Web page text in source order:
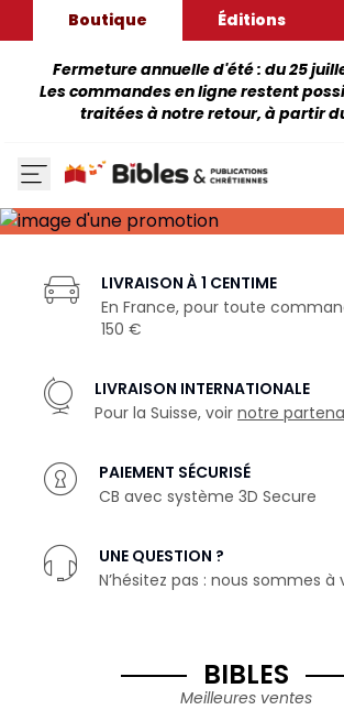
Boutique Éditions
Fermeture annuelle d'été : du 25
Les commandes en ligne restent
traitées à notre retour, à partir
LIVRAISON À 1 CENTIME
En France, pour toute
150 €
LIVRAISON INTERNATIONALE
Pour la Suisse, voir notre
PAIEMENT SÉCURISÉ
CB avec système 3D Secure
UNE QUESTION ?
N’hésitez pas : nous sommes
BIBLES
Meilleures ventes